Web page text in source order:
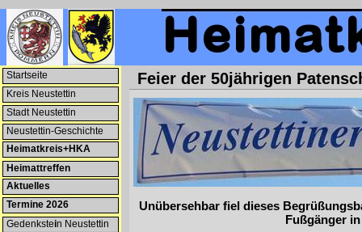
--NEU--
Termine 2026
Startseite
Kreis Neustettin
Heimatkreis+HKA
Aktuelles
Stadt Neustettin
Heimattreffen
Gedenkstein Neustettin
Neustettin-Geschichte
Feier der 50jährigen
Unübersehbar fiel dieses
Fußgänger